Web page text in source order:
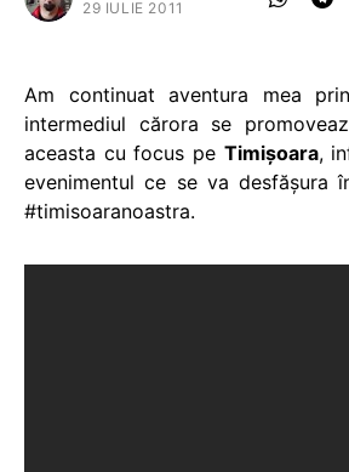
29 IULIE 2011
Am continuat aventura mea
intermediul cărora se
aceasta cu focus pe Timişoara,
evenimentul ce se va desfăşura
#timisoaranoastra.